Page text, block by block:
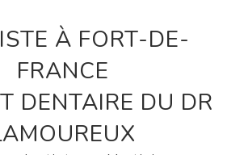
À FORT-DE-
FRANCE
DENTAIRE DU DR